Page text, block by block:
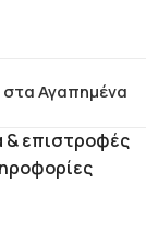
Αγαπημένα
επιστροφές